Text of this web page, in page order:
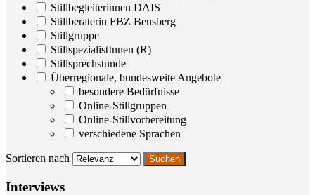
Stillbegleiterinnen DAIS
Stillberaterin FBZ Bensberg
Stillgruppe
StillspezialistInnen (R)
Stillsprechstunde
Überregionale, bundesweite Angebote
besondere Bedürfnisse
Online-Stillgruppen
Online-Stillvorbereitung
verschiedene Sprachen
Sortieren nach
Inter­views